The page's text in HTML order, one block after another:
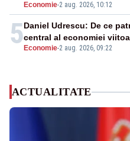
Economie-2 aug. 2026, 10:12
5 Economie-2 aug. 2026, 09:22
Daniel Udrescu: De ce
central al economiei
ACTUALITATE